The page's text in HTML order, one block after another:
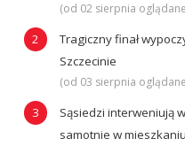
(od 02 sierpnia
Tragiczny finał
Szczecinie
(od 03 sierpnia
Sąsiedzi interweniują
samotnie w mieszkaniu